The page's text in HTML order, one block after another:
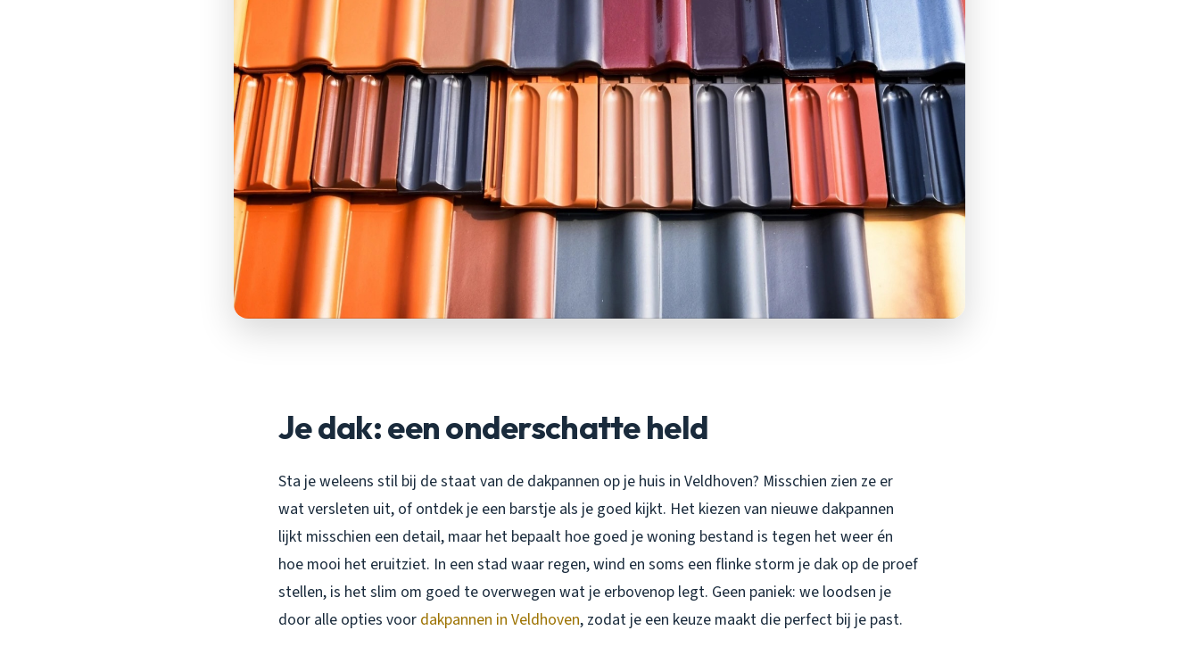
Je dak: een onderschatte held
Sta je weleens stil bij de staat van de dakpannen op je huis in Veldhoven? Misschien zien ze er
wat versleten uit, of ontdek je een barstje als je goed kijkt. Het kiezen van nieuwe dakpannen
lijkt misschien een detail, maar het bepaalt hoe goed je woning bestand is tegen het weer én
hoe mooi het eruitziet. In een stad waar regen, wind en soms een flinke storm je dak op de proef
stellen, is het slim om goed te overwegen wat je erbovenop legt. Geen paniek: we loodsen je
door alle opties voor dakpannen in Veldhoven, zodat je een keuze maakt die perfect bij je past.